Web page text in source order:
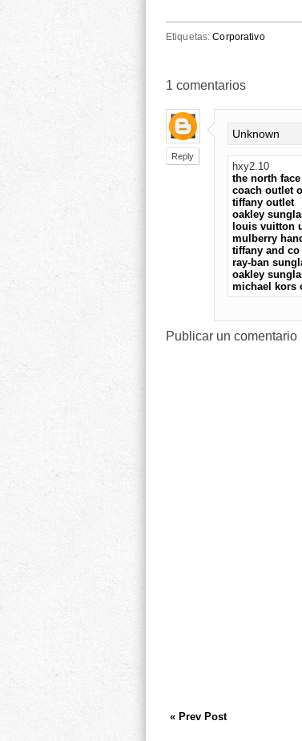
Etiquetas:Corporativo
1 comentarios
Reply
Unknown
hxy2.10
the north
coach outlet
tiffany outlet
oakley
louis vuitton
mulberry
tiffany and co
ray-ban
oakley
michael kors
Publicar un comentario
« Prev Post